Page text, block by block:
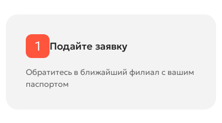
1 Подайте заявку
Обратитесь в ближайший филиал с вашим
паспортом